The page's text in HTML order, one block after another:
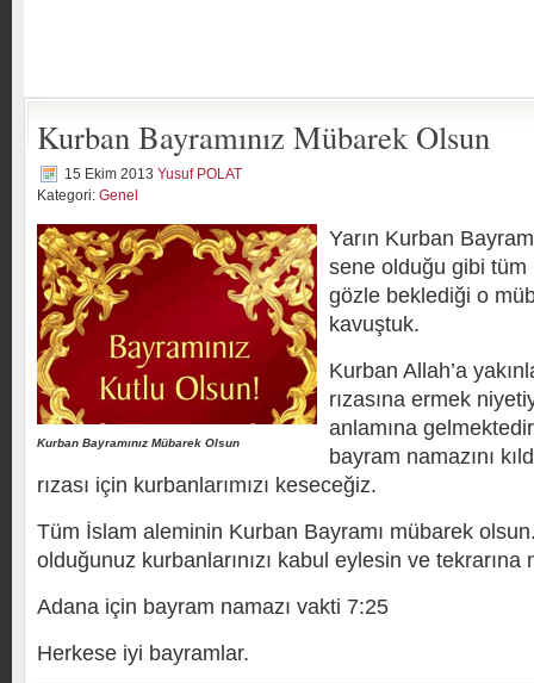
Kurban Bayramınız Mübarek Olsun
15 Ekim 2013 Yusuf POLAT
Kategori: Genel
Kurban Bayramınız Mübarek Olsun
Yarın Kurban
sene olduğu gibi
gözle beklediği o
kavuştuk.
Kurban Allah’a
rızasına ermek
anlamına
bayram namazını
rızası için kurbanlarımızı keseceğiz.
Tüm İslam aleminin Kurban Bayramı mübarek
olduğunuz kurbanlarınızı kabul eylesin ve tekrarına
Adana için bayram namazı vakti 7:25
Herkese iyi bayramlar.